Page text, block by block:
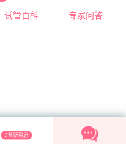
试管百科 专家问答
2条新消息